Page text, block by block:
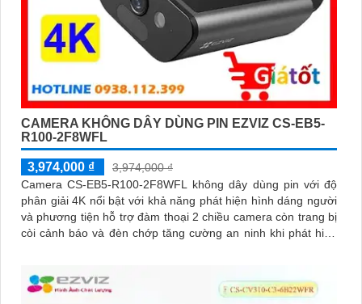
CAMERA KHÔNG DÂY DÙNG PIN EZVIZ CS-EB5-
R100-2F8WFL
3,974,000 ₫
3,974,000 ₫
Camera CS-EB5-R100-2F8WFL không dây dùng pin với độ
phân giải 4K nổi bật với khả năng phát hiện hình dáng người
và phương tiện hỗ trợ đàm thoại 2 chiều camera còn trang bị
còi cảnh báo và đèn chớp tăng cường an ninh khi phát hiện
bền bỉ trong mọi điều kiện thời tiết.